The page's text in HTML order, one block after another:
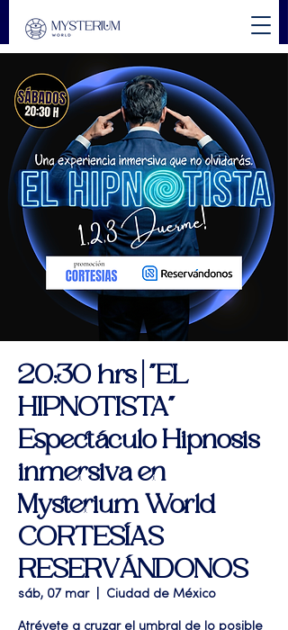
20:30 hrs | "EL
HIPNOTISTA"
Espectáculo Hipnosis
inmersiva en
Mysterium World
CORTESÍAS
RESERVÁNDONOS
sáb, 07 mar
  |
Ciudad de México
Atrévete a cruzar el umbral de lo posible